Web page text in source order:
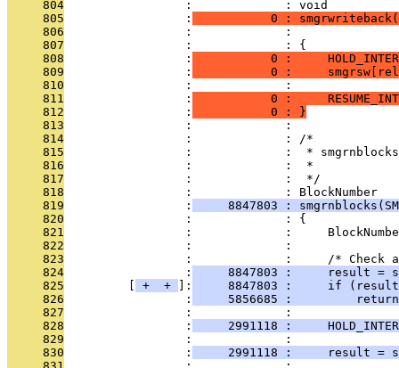
     804
                 :             : void
     805
                 :
0 :
     806
:             :
     807
                 :             : {
     808
                 :
0 :
     809
                 :
0 :
     810
:             :
     811
                 :
0 :
     812
                 :
           0 : }
     813
                 :             :
     814
                 :             : /*
     815
:             :  *
     816
:             :  *
     817
                 :             :  */
     818
                 :             : BlockNumber
     819
                 :
8847803 :
     820
                 :             : {
     821
:             :
     822
                 :             :
     823
:             :     /* Check
     824
                 :
8847803 :     result =
     825
+ + ]:
8847803 :     if
     826
                 :
5856685 :
     827
                 :             :
     828
                 :
2991118 :
     829
                 :             :
     830
                 :
2991118 :     result =